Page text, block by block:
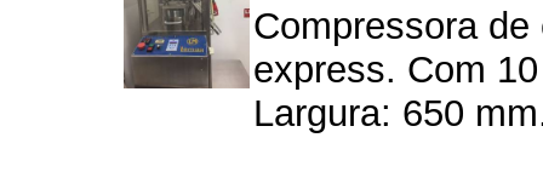
Compressora
express. Com
Largura: 650